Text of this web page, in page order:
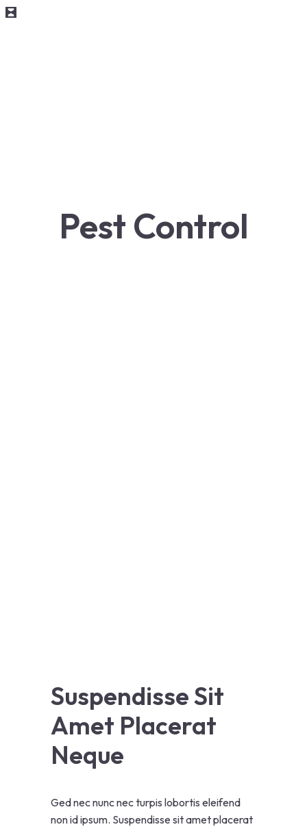
Pest Control
Suspendisse Sit
Amet Placerat
Neque
Ged nec nunc nec turpis lobortis eleifend
non id ipsum. Suspendisse sit amet placerat